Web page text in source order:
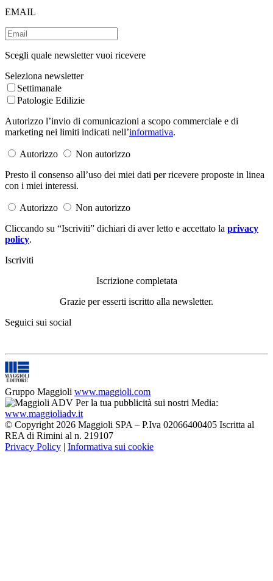
EMAIL
Scegli quale newsletter vuoi ricevere
Seleziona newsletter
Settimanale
Patologie Edilizie
Autorizzo l’invio di comunicazioni a scopo commerciale e di
marketing nei limiti indicati nell’informativa.
Autorizzo
Non autorizzo
Presto il consenso all’uso dei miei dati per ricevere proposte in linea
con i miei interessi.
Autorizzo
Non autorizzo
Cliccando su “Iscriviti” dichiari di aver letto e accettato la privacy
policy.
Iscriviti
Iscrizione completata
Grazie per esserti iscritto alla newsletter.
Seguici sui social
Gruppo Maggioli www.maggioli.com
Per la tua pubblicità sui nostri Media:
www.maggioliadv.it
© Copyright 2026 Maggioli SPA – P.Iva 02066400405 Iscritta al
REA di Rimini al n. 219107
Privacy Policy | Informativa sui cookie